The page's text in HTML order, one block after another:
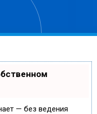
— без ведения